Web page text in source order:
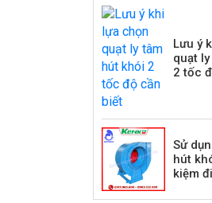
Lưu ý
quạt
2 tốc
Sử
hút
kiệm